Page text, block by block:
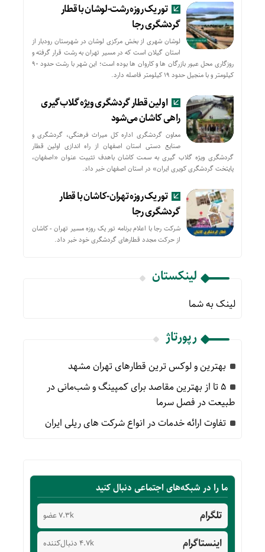
تور یک روزه رشت-لوشان با قطار
گردشگری رجا
لوشان شهری از بخش مرکزی لوشان در شهرستان رودبار از
استان گیلان است که در مسیر تهران به رشت قرار گرفته و
روزگاری محل عبور بازرگان ها و کاروان ها بوده است؛ این شهر با رشت حدود ۹۰
کیلومتر و با منجیل حدود ۱۹ کیلومتر فاصله دارد.
اولین قطار گردشگری ویژه گلاب‌گیری
راهی کاشان می‌شود
معاون گردشگری اداره کل میراث فرهنگی، گردشگری و
صنایع دستی استان اصفهان از راه اندازی اولین قطار
گردشگری ویژه گلاب گیری به سمت کاشان باهدف تثبیت عنوان «اصفهان،
پایتخت گردشگری کویری ایران» در استان اصفهان خبر داد.
تور یک روزه تهران-کاشان با قطار
گردشگری رجا
شرکت رجا با اعلام برنامه تور یک روزه مسیر تهران - کاشان
از حركت مجدد قطارهای گردشگری خود خبر داد.
لینکستان
لینک به شما
رپورتاژ
بهترین و لوکس ترین قطارهای تهران مشهد
۵ تا از بهترین مقاصد برای کمپینگ و شب‌مانی در
طبیعت در فصل سرما
تفاوت ارائه خدمات در انواع شرکت های ریلی ایران
ما را در شبکه‌های اجتماعی دنبال کنید
تلگرام 7.3k عضو
اینستاگرام 4.7k دنبال‌کننده